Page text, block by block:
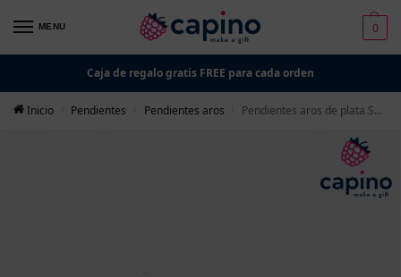
MENU 0
Caja de regalo gratis FREE para cada orden
Inicio Pendientes Pendientes aros Pendientes aros de plata Sylvia